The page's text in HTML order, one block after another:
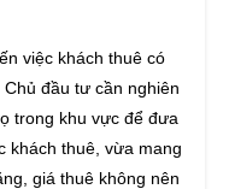
việc khách thuê có
đầu tư cần nghiên
trong khu vực để đưa
khách thuê, vừa mang
giá thuê không nên